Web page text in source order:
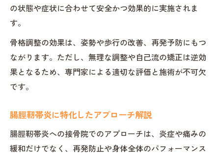
の状態や症状に合わせて安全かつ効果的に実施されま
す。
骨格調整の効果は、姿勢や歩行の改善、再発予防にもつ
ながります。ただし、無理な調整や自己流の矯正は逆効
果となるため、専門家による適切な評価と施術が不可欠
です。
腸脛靭帯炎に特化したアプローチ解説
腸脛靭帯炎への接骨院でのアプローチは、炎症や痛みの
緩和だけでなく、再発防止や身体全体のパフォーマンス